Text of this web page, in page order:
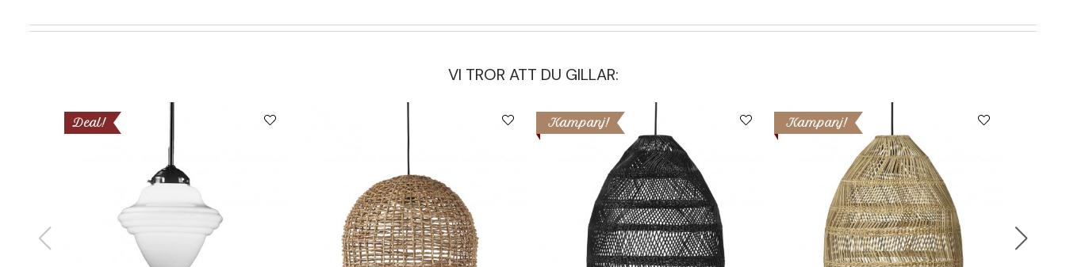
VI TROR ATT DU GILLAR:
Deal! Kampanj! Kampanj!